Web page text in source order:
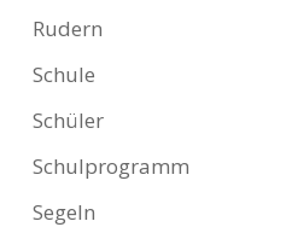
Rudern
Schule
Schüler
Schulprogramm
Segeln